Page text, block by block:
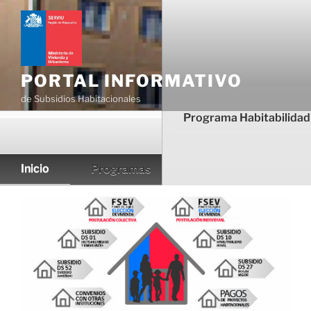
PORTAL INFORMATIVO
de Subsidios Habitacionales
Inicio Programas
Programa